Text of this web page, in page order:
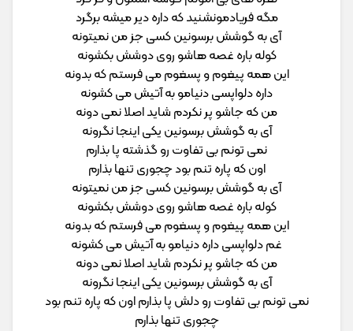
مگه فریادمونشنید که داره دیر میشه برگرد
آی به گوشش برسونین کسی جز من نمیتونه
کوله باره غصه هاشو روی دوشش بکشونه
این همه پیغوم و پسغوم می فرستم که بدونه
داره دلواپسی دنیامو به آتیش می کشونه
من که جاشو پر نکردم شاید اصلا نمی دونه
آی به گوشش برسونین یکی اینجا نگرونه
نمی تونم بی تفاوت رو گذشته پا بذارم
اون که پاره تنم بود چجوری تنها بذارم
آی به گوشش برسونین کسی جز من نمیتونه
کوله باره غصه هاشو روی دوشش بکشونه
این همه پیغوم و پسغوم می فرستم که بدونه
غم دلواپسی داره دنیامو به آتیش می کشونه
من که جاشو پر نکردم شاید اصلا نمی دونه
آی به گوشش برسونین یکی اینجا نگرونه
نمی تونم بی تفاوت رو دلش پا بذارم اون که پاره تنم بود
چجوری تنها بذارم